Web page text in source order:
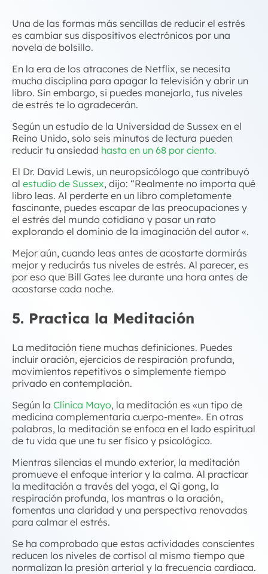
Una de las formas más sencillas de reducir el estrés
es cambiar sus dispositivos electrónicos por una
novela de bolsillo.
En la era de los atracones de Netflix, se necesita
mucha disciplina para apagar la televisión y abrir un
libro. Sin embargo, si puedes manejarlo, tus niveles
de estrés te lo agradecerán.
Según un estudio de la Universidad de Sussex en el
Reino Unido, solo seis minutos de lectura pueden
reducir tu ansiedad hasta en un 68 por ciento.
El Dr. David Lewis, un neuropsicólogo que contribuyó
al estudio de Sussex, dijo: “Realmente no importa qué
libro leas. Al perderte en un libro completamente
fascinante, puedes escapar de las preocupaciones y
el estrés del mundo cotidiano y pasar un rato
explorando el dominio de la imaginación del autor «.
Mejor aún, cuando leas antes de acostarte dormirás
mejor y reducirás tus niveles de estrés. Al parecer, es
por eso que Bill Gates lee durante una hora antes de
acostarse cada noche.
5. Practica la Meditación
La meditación tiene muchas definiciones. Puedes
incluir oración, ejercicios de respiración profunda,
movimientos repetitivos o simplemente tiempo
privado en contemplación.
Según la Clínica Mayo, la meditación es «un tipo de
medicina complementaria cuerpo-mente». En otras
palabras, la meditación se enfoca en el lado espiritual
de tu vida que une tu ser físico y psicológico.
Mientras silencias el mundo exterior, la meditación
promueve el enfoque interior y la calma. Al practicar
la meditación a través del yoga, el Qi gong, la
respiración profunda, los mantras o la oración,
fomentas una claridad y una perspectiva renovadas
para calmar el estrés.
Se ha comprobado que estas actividades conscientes
reducen los niveles de cortisol al mismo tiempo que
normalizan la presión arterial y la frecuencia cardíaca.